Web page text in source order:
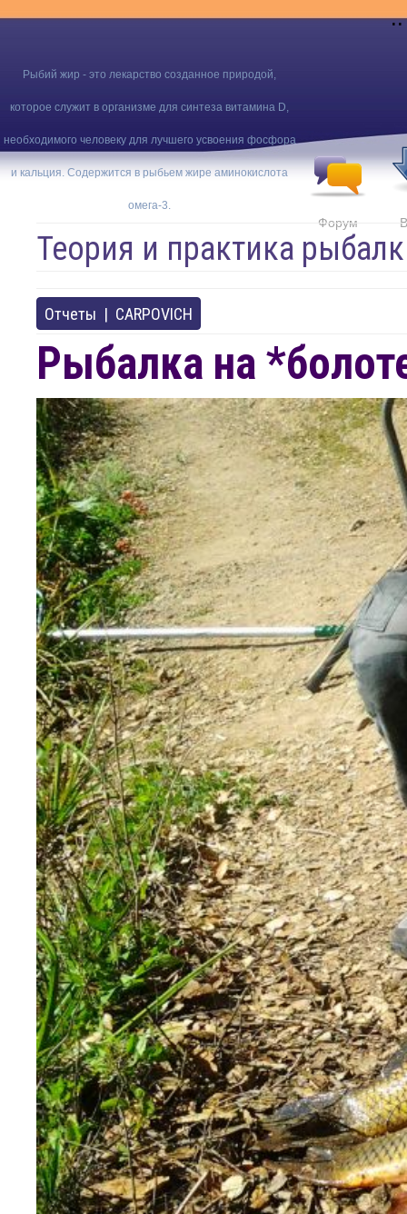
..
Рыбий жир - это лекарство созданное природой,
которое служит в организме для синтеза витамина D,
необходимого человеку для лучшего усвоения фосфора
и кальция. Содержится в рыбьем жире аминокислота
омега-3.
Форум
Теория и практика
Отчеты | CARPOVICH
Рыбалка на